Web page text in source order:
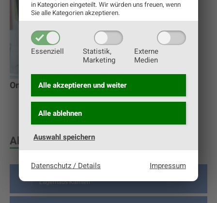
in Kategorien eingeteilt. Wir würden uns freuen, wenn
Sie alle Kategorien akzeptieren.
Essenziell
Statistik,
Marketing
Externe
Medien
Alle akzeptieren undweiter
Alle ablehnen
Auswahl speichern
Datenschutz / Details Impressum
Onfarming: Digitales Lagerhaus für Landwirte
Abonnieren Sie uns
Lagerhaus Kärnten